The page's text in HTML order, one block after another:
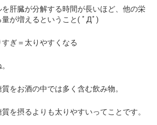
肝臓が分解する時間が長いほど、他の栄
が増えるということ( ﾟДﾟ)
ぎ＝太りやすくなる
をお酒の中では多く含む飲み物。
を摂るよりも太りやすいってことです。